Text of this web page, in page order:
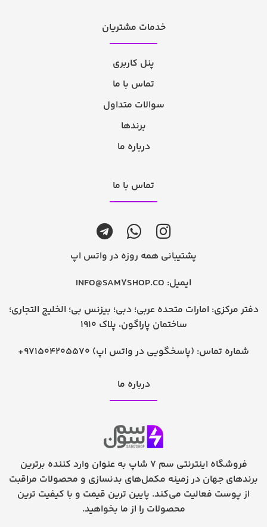
خدمات مشتریان
پنل کاربری
تماس با ما
سوالات متداول
برندها
درباره ما
تماس با ما
پشتیبانی همه روزه در واتس اپ
ایمیل: INFO@SAM7SHOP.CO
دفتر مرکزی: امارات متحده عربی؛ دبی؛ بیزنس بی؛ الخلیج التجاری؛
ساختمان پاراگون، پلاک 1910
شماره تماس: +971504205570 (پاسخگویی در واتس اپ)
درباره ما
فروشگاه اینترنتی سم 7 شاپ به عنوان وارد کننده برترین
برندهای جهان در زمینه مکمل‌های بدنسازی و محصولات مراقبت
از پوست فعالیت می‌کند. پایین ترین قیمت و با کیفیت ترین
محصولات را از ما بخواهید.